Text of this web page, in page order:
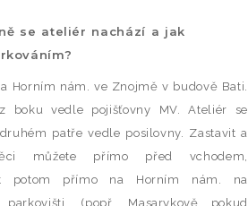
se ateliér nachází a jak
Horním nám. ve Znojmě v budově Bati.
boku vedle pojišťovny MV. Ateliér se
patře vedle posilovny. Zastavit a
můžete přímo před vchodem,
potom přímo na Horním nám. na
parkovišti. (popř. Masarykově pokud